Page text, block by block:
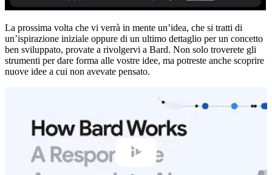
La prossima volta che vi verrà in mente un’idea, che si tratti di
un’ispirazione iniziale oppure di un ultimo dettaglio per un concetto
ben sviluppato, provate a rivolgervi a Bard. Non solo troverete gli
strumenti per dare forma alle vostre idee, ma potreste anche scoprire
nuove idee a cui non avevate pensato.